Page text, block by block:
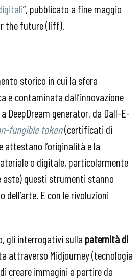
”, pubblicato a fine maggio
the future (Iiff).
storico in cui la sfera
è contaminata dall’innovazione
DeepDream generator, da Dall-E-
fungible token(certificati di
l’originalità e la
o digitale, particolarmente
aste) questi strumenti stanno
dell’arte. E con le rivoluzioni
gli interrogativi sulla paternità di
attraverso Midjourney (tecnologia
creare immagini a partire da